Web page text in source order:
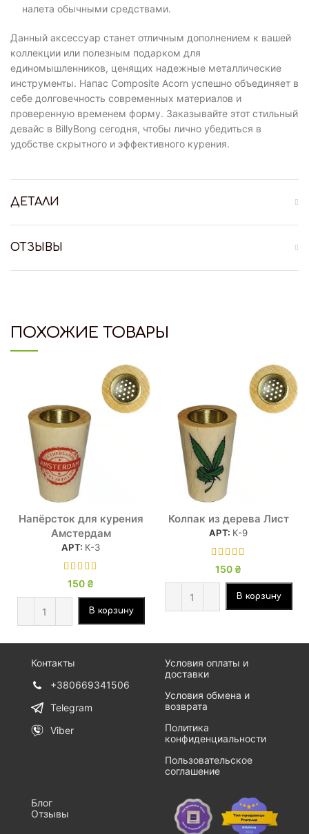
налета обычными средствами.
Данный аксессуар станет отличным дополнением к вашей
коллекции или полезным подарком для
единомышленников, ценящих надежные металлические
инструменты. Напас Composite Acorn успешно объединяет в
себе долговечность современных материалов и
проверенную временем форму. Заказывайте этот стильный
девайс в BillyBong сегодня, чтобы лично убедиться в
удобстве скрытного и эффективного курения.
ДЕТАЛИ
ОТЗЫВЫ
ПОХОЖИЕ ТОВАРЫ
Напёрсток для курения
Амстердам
АРТ: К-3
150 ₴
В корзину
Колпак из дерева Лист
АРТ: К-9
150 ₴
В корзину
Контакты
+380669341506
Telegram
Viber
Условия оплаты и
доставки
Условия обмена и
возврата
Политика
конфиденциальности
Пользовательское
соглашение
Блог
Отзывы